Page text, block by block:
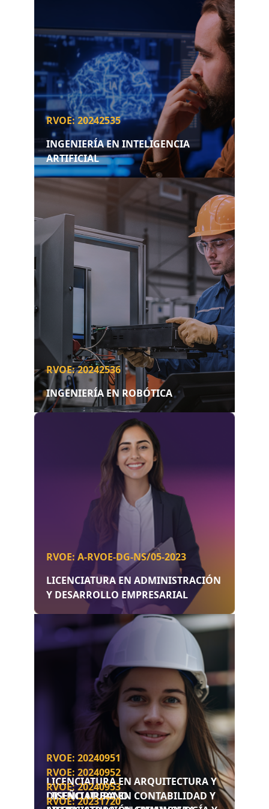
RVOE: 20242535
INGENIERÍA EN INTELIGENCIA
ARTIFICIAL
RVOE: 20242536
INGENIERÍA EN ROBÓTICA
RVOE: A-RVOE-DG-NS/05-2023
LICENCIATURA EN ADMINISTRACIÓN
Y DESARROLLO EMPRESARIAL
RVOE: 20240951
LICENCIATURA EN ARQUITECTURA Y
DISEÑO URBANO
RVOE: 20240952
LICENCIATURA EN CONTABILIDAD Y
RVOE: 20240953
RVOE: 20231720